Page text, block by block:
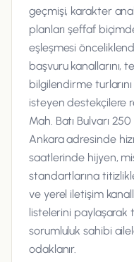
geçmişi, karakter
planları şeffaf
eşleşmesi
başvuru kanallarını,
bilgilendirme
isteyen destekçilere
Mah. Batı Bulvarı
Ankara adresinde
saatlerinde hijyen,
standartlarına
ve yerel iletişim
listelerini paylaşarak
sorumluluk sahibi
odaklanır.